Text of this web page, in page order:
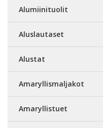
Alumiinituolit
Aluslautaset
Alustat
Amaryllismaljakot
Amaryllistuet